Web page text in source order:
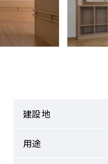
建設地
用途